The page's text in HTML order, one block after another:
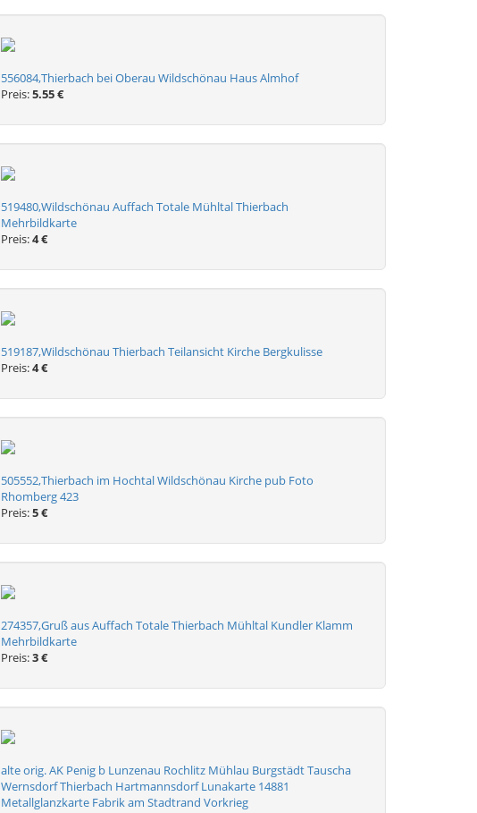
556084,Thierbach bei Oberau Wildschönau Haus Almhof
Preis:5.55 €
519480,Wildschönau Auffach Totale Mühltal Thierbach
Mehrbildkarte
Preis:4 €
519187,Wildschönau Thierbach Teilansicht Kirche Bergkulisse
Preis:4 €
505552,Thierbach im Hochtal Wildschönau Kirche pub Foto
Rhomberg 423
Preis:5 €
274357,Gruß aus Auffach Totale Thierbach Mühltal Kundler Klamm
Mehrbildkarte
Preis:3 €
alte orig. AK Penig b Lunzenau Rochlitz Mühlau Burgstädt Tauscha
Wernsdorf Thierbach Hartmannsdorf Lunakarte 14881
Metallglanzkarte Fabrik am Stadtrand Vorkrieg